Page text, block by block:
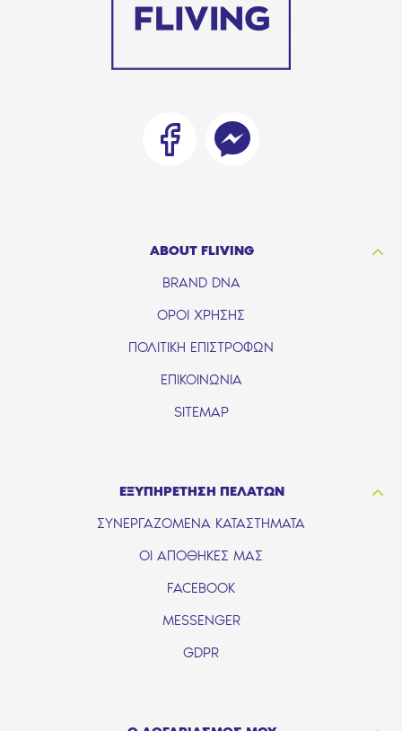
ABOUT FLIVING
BRAND DNA
ΟΡΟΙ ΧΡΗΣΗΣ
ΠΟΛΙΤΙΚΗ ΕΠΙΣΤΡΟΦΩΝ
ΕΠΙΚΟΙΝΩΝΙΑ
SITEMAP
ΕΞΥΠΗΡΕΤΗΣΗ ΠΕΛΑΤΩΝ
ΣΥΝΕΡΓΑΖΟΜΕΝΑ ΚΑΤΑΣΤΗΜΑΤΑ
ΟΙ ΑΠΟΘΗΚΕΣ ΜΑΣ
FACEBOOK
MESSENGER
GDPR